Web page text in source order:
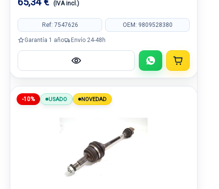
(IVA incl.)
Ref: 7547626 OEM: 9809528380
Garantía 1 año Envío 24-48h
-10% USADO NOVEDAD